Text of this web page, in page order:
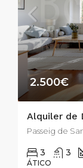
2.500€
Passeig de
3 3
ÁTICO